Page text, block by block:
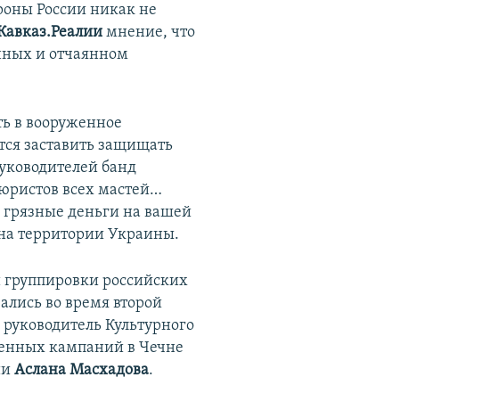
России никак не
мнение, что
и отчаянном
в вооруженное
заставить защищать
банд
всех мастей…
грязные деньги на вашей
территории Украины.
российских
во время второй
руководитель Культурного
кампаний в Чечне
Аслана Масхадова.